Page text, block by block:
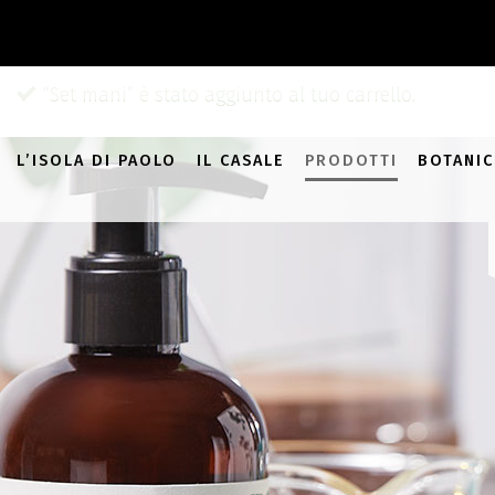
L’ISOLA DI PAOLO IL CASALE PRODOTTI
“Set mani” è stato aggiunto al tuo carrello.